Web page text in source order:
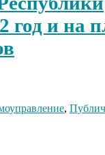
год и на
,